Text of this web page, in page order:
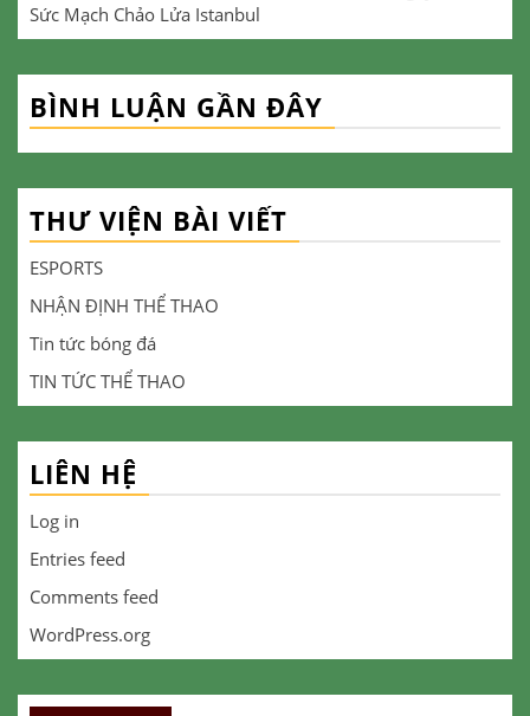
Sức Mạch Chảo Lửa Istanbul
BÌNH LUẬN GẦN ĐÂY
THƯ VIỆN BÀI VIẾT
ESPORTS
NHẬN ĐỊNH THỂ THAO
Tin tức bóng đá
TIN TỨC THỂ THAO
LIÊN HỆ
Log in
Entries feed
Comments feed
WordPress.org